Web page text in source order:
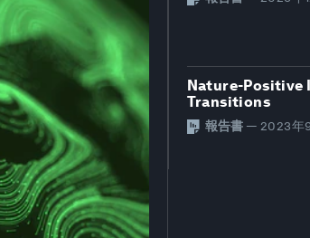
Nature-Positive
Transitions
報告書 — 2023年